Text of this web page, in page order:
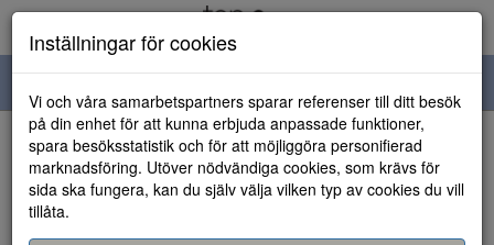
navigation
HEM
Inställningar för cookies
Vi och våra samarbetspartners sparar referenser till ditt besök
på din enhet för att kunna erbjuda anpassade funktioner,
spara besöksstatistik och för att möjliggöra personifierad
marknadsföring. Utöver nödvändiga cookies, som krävs för
sida ska fungera, kan du själv välja vilken typ av cookies du vill
tillåta.